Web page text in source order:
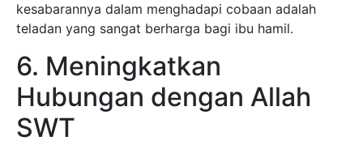
kesabarannya dalam menghadapi cobaan adalah
teladan yang sangat berharga bagi ibu hamil.
6. Meningkatkan
Hubungan dengan Allah
SWT